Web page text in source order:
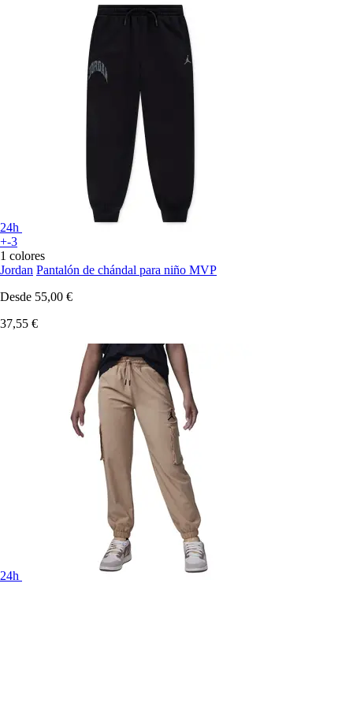
24h
+-3
1 colores
Jordan Pantalón de chándal para niño MVP
Desde 55,00 €
37,55 €
24h